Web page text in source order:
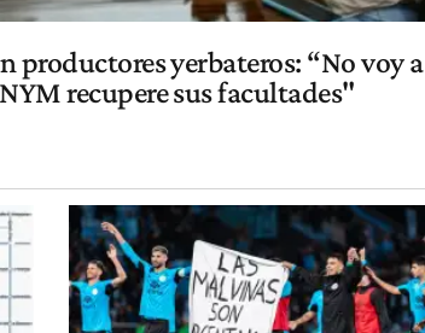
productores yerbateros: “No voy a
recupere sus facultades"